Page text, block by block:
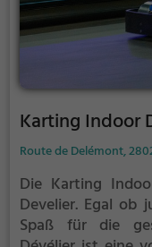
Karting Indoor
Route de Delémont,
Die Karting
Develier. Egal ob
Spaß für die